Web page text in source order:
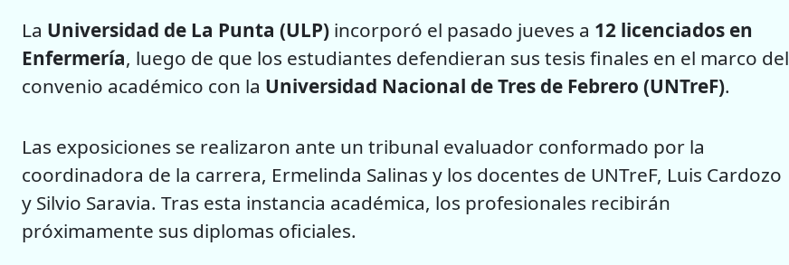
La Universidad de La Punta (ULP) incorporó el pasado jueves a 12 licenciados en
Enfermería, luego de que los estudiantes defendieran sus tesis finales en el marco del
convenio académico con la Universidad Nacional de Tres de Febrero (UNTreF).
Las exposiciones se realizaron ante un tribunal evaluador conformado por la
coordinadora de la carrera, Ermelinda Salinas y los docentes de UNTreF, Luis Cardozo
y Silvio Saravia. Tras esta instancia académica, los profesionales recibirán
próximamente sus diplomas oficiales.